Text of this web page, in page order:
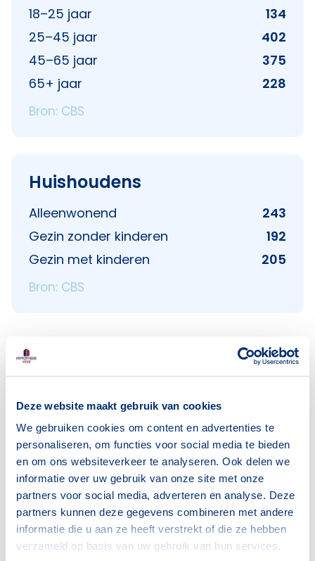
Deze website maakt gebruik van cookies
We gebruiken cookies om content en advertenties te
personaliseren, om functies voor social media te bieden
en om ons websiteverkeer te analyseren. Ook delen we
informatie over uw gebruik van onze site met onze
partners voor social media, adverteren en analyse. Deze
partners kunnen deze gegevens combineren met andere
informatie die u aan ze heeft verstrekt of die ze hebben
verzameld op basis van uw gebruik van hun services.
18–25 jaar
134
25–45 jaar
402
45–65 jaar
375
65+ jaar
228
Bron: CBS
Huishoudens
Alleenwonend
243
Gezin zonder kinderen
192
Gezin met kinderen
205
Bron: CBS
Deze wijk heeft het allemaal voor je. Zo vind je
er:
Supermarkten
2
Banken
2